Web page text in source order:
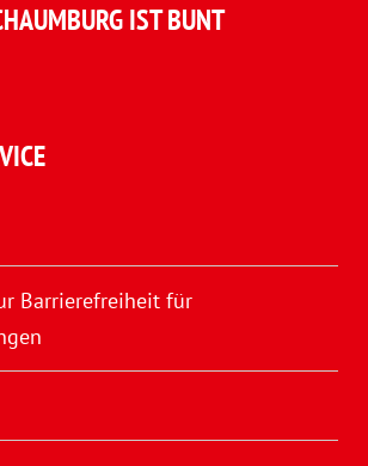
IST BUNT
Barrierefreiheit für